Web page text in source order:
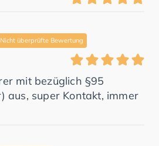
Nicht überprüfte Bewertung
mit bezüglich §95
aus, super Kontakt, immer